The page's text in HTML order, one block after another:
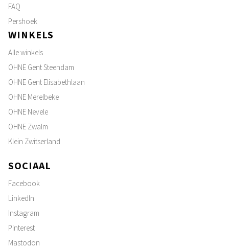
FAQ
Pershoek
WINKELS
Alle winkels
OHNE Gent Steendam
OHNE Gent Elisabethlaan
OHNE Merelbeke
OHNE Nevele
OHNE Zwalm
Klein Zwitserland
SOCIAAL
Facebook
LinkedIn
Instagram
Pinterest
Mastodon